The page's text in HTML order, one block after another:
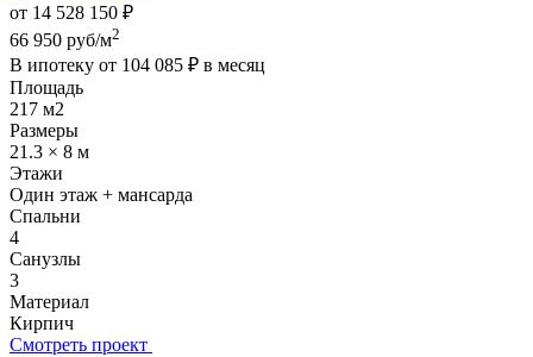
от 14 528 150 ₽
66 950 руб/м2
В ипотеку от 104 085 ₽ в месяц
Площадь
217 м2
Размеры
21.3 × 8 м
Этажи
Один этаж + мансарда
Спальни
4
Санузлы
3
Материал
Кирпич
Смотреть проект